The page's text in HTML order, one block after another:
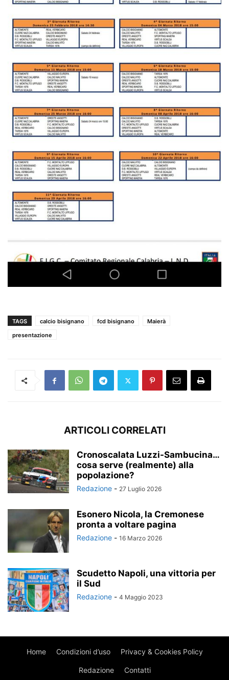
TAGS calcio bisignano fcd bisignano
Maierà
presentazione
ARTICOLI CORRELATI
Cronoscalata Luzzi-Sambucina…
cosa serve (realmente) alla
popolazione?
Redazione - 27 Luglio 2026
Esonero Nicola, la Cremonese
pronta a voltare pagina
Redazione - 16 Marzo 2026
Scudetto Napoli, una vittoria per
il Sud
Redazione - 4 Maggio 2023
Home Condizioni d’uso Privacy & Cookies Policy
Redazione Contatti